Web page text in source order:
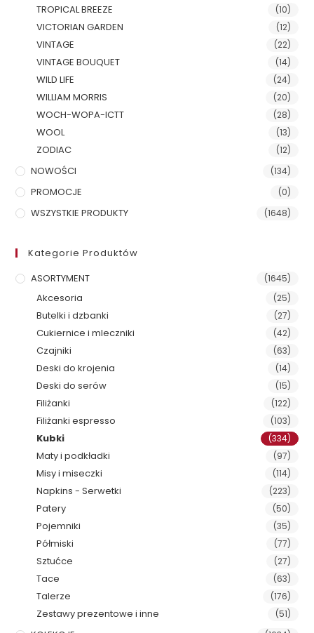
TROPICAL BREEZE (10)
VICTORIAN GARDEN (12)
VINTAGE (22)
VINTAGE BOUQUET (14)
WILD LIFE (24)
WILLIAM MORRIS (20)
WOCH-WOPA-ICTT (28)
WOOL (13)
ZODIAC (12)
NOWOŚCI (134)
PROMOCJE (0)
WSZYSTKIE PRODUKTY (1648)
Kategorie Produktów
ASORTYMENT
(1645)
Akcesoria (25)
Butelki i dzbanki (27)
Cukiernice i mleczniki (42)
Czajniki (63)
Deski do krojenia (14)
Deski do serów (15)
Filiżanki (122)
Filiżanki espresso (103)
Kubki (334)
Maty i podkładki (97)
Misy i miseczki (114)
Napkins - Serwetki (223)
Patery (50)
Pojemniki (35)
Półmiski (77)
Sztućce (27)
Tace (63)
Talerze (176)
Zestawy prezentowe i inne (51)